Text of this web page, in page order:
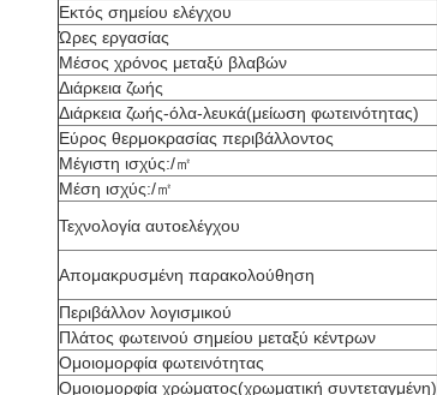
Εκτός σημείου ελέγχου
Ώρες εργασίας
Μέσος χρόνος μεταξύ βλαβών
Διάρκεια ζωής
Διάρκεια ζωής-όλα-λευκά(μείωση φωτεινότητας)
Εύρος θερμοκρασίας περιβάλλοντος
Μέγιστη ισχύς:/㎡
Μέση ισχύς:/㎡
Τεχνολογία αυτοελέγχου
Απομακρυσμένη παρακολούθηση
Περιβάλλον λογισμικού
Πλάτος φωτεινού σημείου μεταξύ κέντρων
Ομοιομορφία φωτεινότητας
Ομοιομορφία χρώματος(χρωματική συντεταγμένη)